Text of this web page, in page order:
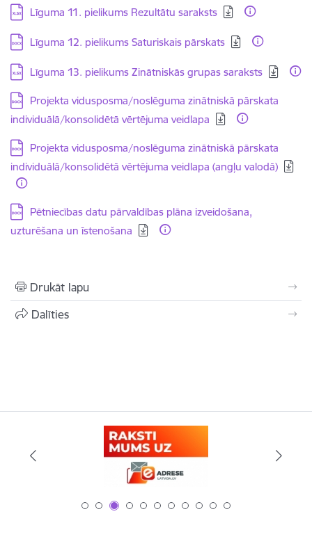
Lejupielādēt:
Līguma 11. pielikums Rezultātu saraksts
Lejupielādēt:
Līguma 12. pielikums Saturiskais pārskats
Lejupielādēt:
Līguma 13. pielikums Zinātniskās grupas saraksts
Lejupielādēt:
Projekta vidusposma/noslēguma zinātniskā pārskata
individuālā/konsolidētā vērtējuma veidlapa
Lejupielādēt:
Projekta vidusposma/noslēguma zinātniskā pārskata
individuālā/konsolidētā vērtējuma veidlapa (angļu valodā)
Lejupielādēt:
Pētniecības datu pārvaldības plāna izveidošana,
uzturēšana un īstenošana
Drukāt lapu
Dalīties